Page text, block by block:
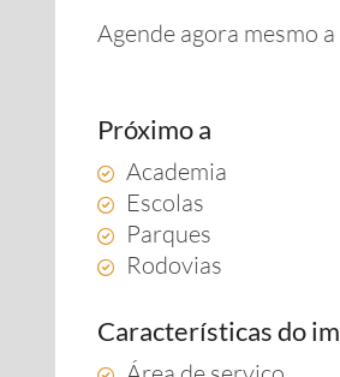
Agende agora mesmo
Próximo a
Academia
Escolas
Parques
Rodovias
Características do